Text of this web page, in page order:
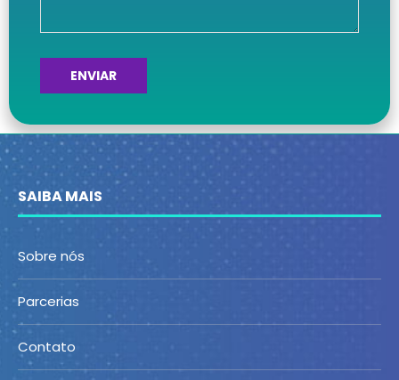
SAIBA MAIS
Sobre nós
Parcerias
Contato